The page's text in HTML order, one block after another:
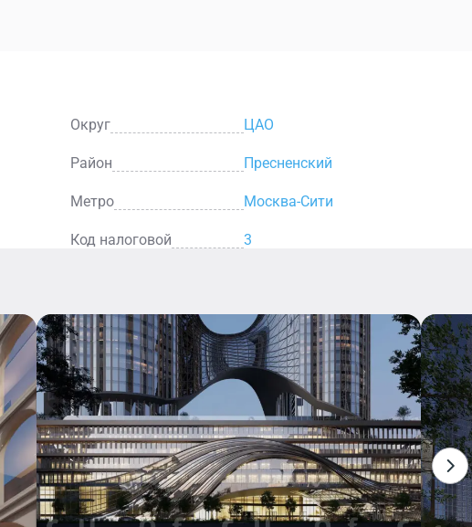
Округ ЦАО
Район Пресненский
Метро Москва-Сити
Код налоговой 3
Столовая
В столовой
представлен
широкий